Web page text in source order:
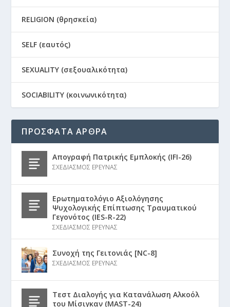
RELIGION (θρησκεία)
SELF (εαυτός)
SEXUALITY (σεξουαλικότητα)
SOCIABILITY (κοινωνικότητα)
ΠΡΟΣΦΑΤΑ ΑΡΘΡΑ
Απογραφή Πατρικής Εμπλοκής (IFI-26)
ΣΧΕΔΙΑΣΜΟΣ ΕΡΕΥΝΑΣ
Ερωτηματολόγιο Αξιολόγησης
Ψυχολογικής Επίπτωσης Τραυματικού
Γεγονότος (IES-R-22)
ΣΧΕΔΙΑΣΜΟΣ ΕΡΕΥΝΑΣ
Συνοχή της Γειτονιάς [NC-8]
ΣΧΕΔΙΑΣΜΟΣ ΕΡΕΥΝΑΣ
Τεστ Διαλογής για Κατανάλωση Αλκοόλ
του Μίσιγκαν (MAST-24)